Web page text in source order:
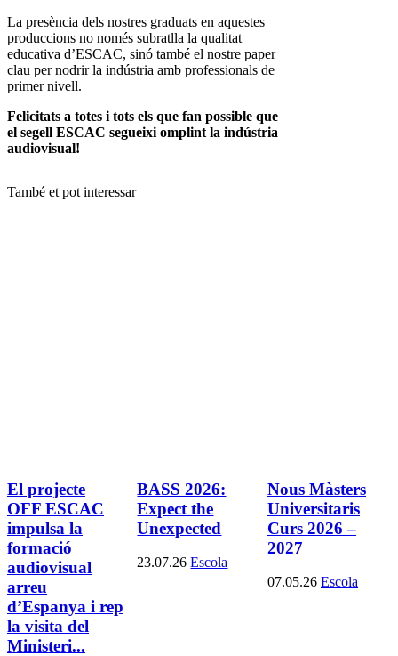
La presència dels nostres graduats en aquestes
produccions no només subratlla la qualitat
educativa d’ESCAC, sinó també el nostre paper
clau per nodrir la indústria amb professionals de
primer nivell.
Felicitats a totes i tots els que fan possible que
el segell ESCAC segueixi omplint la indústria
audiovisual!
També et pot interessar
El projecte
OFF ESCAC
impulsa la
formació
audiovisual
arreu
d’Espanya i rep
la visita del
Ministeri...
BASS 2026:
Expect the
Unexpected
23.07.26 Escola
Nous Màsters
Universitaris
Curs 2026 –
2027
07.05.26 Escola